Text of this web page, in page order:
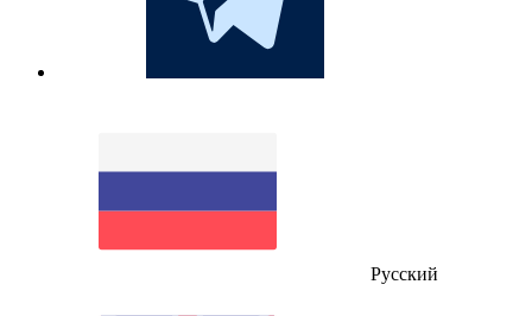
Русский